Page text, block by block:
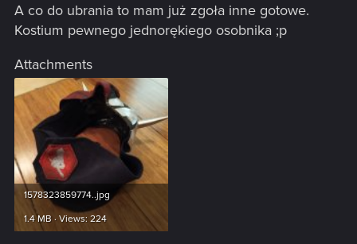
A co do ubrania to mam już zgoła inne gotowe.
Kostium pewnego jednorękiego osobnika ;p
Attachments
1578323859774..jpg
1.4 MB · Views: 224